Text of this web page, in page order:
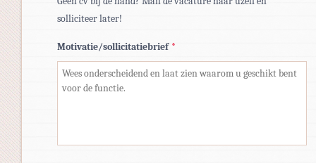
solliciteer later!
Motivatie/sollicitatiebrief *